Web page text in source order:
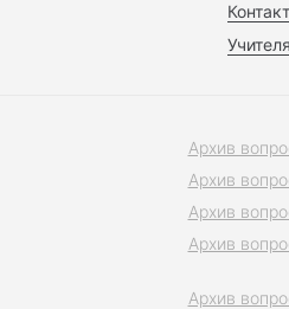
Архив
Архив
Архив
Архив
Архив